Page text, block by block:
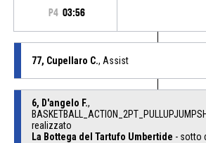
P4 03:56
77, Cupellaro C., Assist
6, D'angelo F.,
realizzato
La Bottega del Tartufo Umbertide - sotto